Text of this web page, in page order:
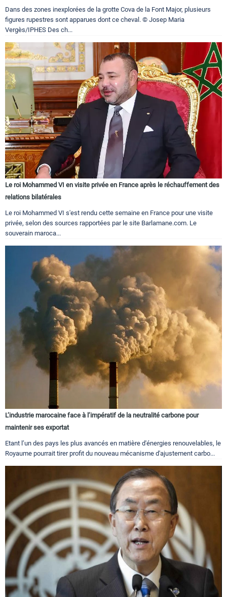
Dans des zones inexplorées de la grotte Cova de la Font Major, plusieurs
figures rupestres sont apparues dont ce cheval. © Josep Maria
Vergès/IPHES Des ch...
Le roi Mohammed VI en visite privée en France après le réchauffement des
relations bilatérales
Le roi Mohammed VI s'est rendu cette semaine en France pour une visite
privée, selon des sources rapportées par le site Barlamane.com. Le
souverain maroca...
L’industrie marocaine face à l’impératif de la neutralité carbone pour
maintenir ses exportat
Etant l’un des pays les plus avancés en matière d'énergies renouvelables, le
Royaume pourrait tirer profit du nouveau mécanisme d'ajustement carbo...